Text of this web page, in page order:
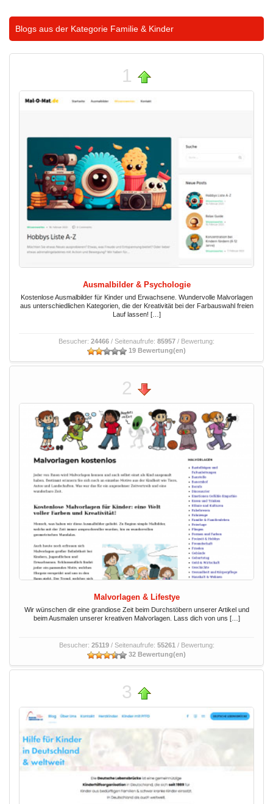
Blogs aus der Kategorie Familie & Kinder
1
Ausmalbilder & Psychologie
Kostenlose Ausmalbilder für Kinder und Erwachsene. Wundervolle Malvorlagen
aus unterschiedlichen Kategorien, die der Kreativität bei der Farbauswahl freien
Lauf lassen! […]
Besucher: 24466 / Seitenaufrufe: 85957 / Bewertung:
19 Bewertung(en)
2
Malvorlagen & Lifestye
Wir wünschen dir eine grandiose Zeit beim Durchstöbern unserer Artikel und
beim Ausmalen unserer kreativen Malvorlagen. Lass dich von uns […]
Besucher: 25119/ Seitenaufrufe: 55261 / Bewertung:
32 Bewertung(en)
3